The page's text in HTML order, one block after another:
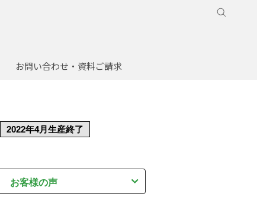
お問い合わせ・資料ご請求
2022年4月生産終了
お客様の声